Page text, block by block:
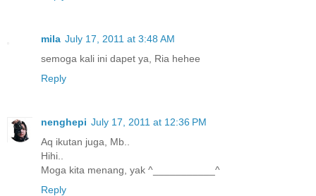
mila July 17, 2011 at 3:48 AM
semoga kali ini dapet ya, Ria hehee
Reply
nenghepi July 17, 2011 at 12:36 PM
Aq ikutan juga, Mb..
Hihi..
Moga kita menang, yak ^___________^
Reply